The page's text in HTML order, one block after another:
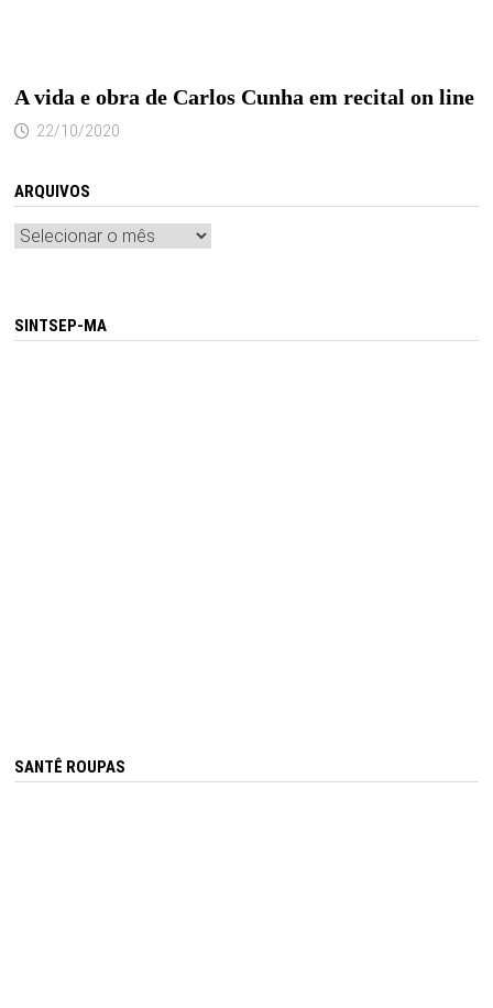
A vida e obra de Carlos Cunha em recital on line
22/10/2020
ARQUIVOS
Arquivos
SINTSEP-MA
SANTÊ ROUPAS